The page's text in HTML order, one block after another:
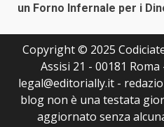
un Forno Infernale per i
Copyright © 2025
Assisi 21 - 00181
legal@editorially.it -
blog non è una testata
aggiornato senza